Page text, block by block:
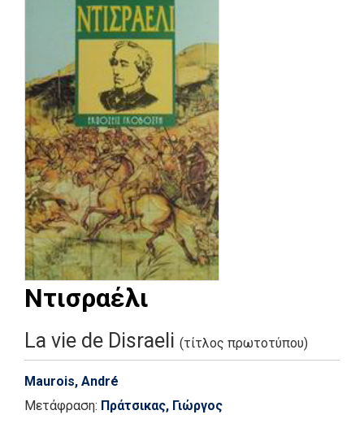
Ντισραέλι
La vie de Disraeli (τίτλος πρωτοτύπου)
Maurois, André
Μετάφραση: Πράτσικας, Γιώργος